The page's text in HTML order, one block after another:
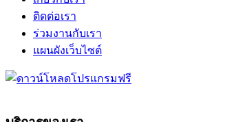
ติดต่อเรา
ร่วมงานกับเรา
แผนผังเว็บไซต์